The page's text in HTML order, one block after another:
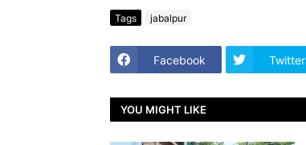
Tags jabalpur
Facebook Twitter
YOU MIGHT LIKE